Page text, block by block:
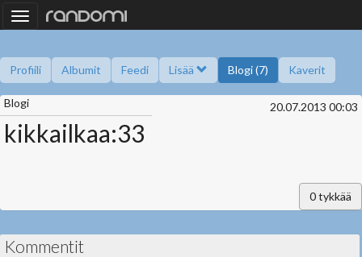
Toggle
navigation
Profiili Albumit Feedi Lisää Blogi (7) Kaverit
Kysy minulta 20.07.2013 00:03
Blogi
kikkailkaa:33
0tykkää
Kommentit